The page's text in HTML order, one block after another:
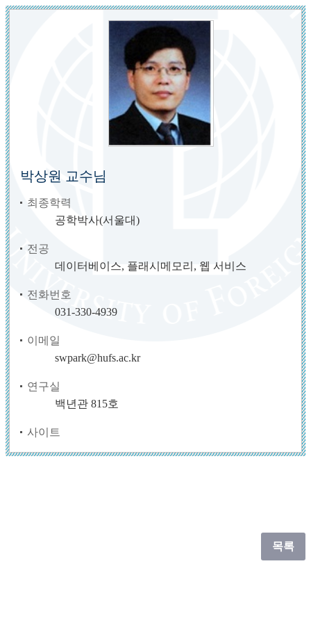
박상원 교수님
최종학력
공학박사(서울대)
전공
데이터베이스, 플래시메모리, 웹 서비스
전화번호
031-330-4939
이메일
swpark@hufs.ac.kr
연구실
백년관 815호
사이트